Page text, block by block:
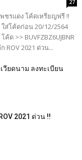
27
ชรแดง โค้ดเหรียญฟรี !!
ส่โค้ดก่อน 20/12/2564
ด >> BUVFZBZ6UJBNR
2021 ด่วน...
วียดนาม ลงทะเบียน
2021 ด่วน !!